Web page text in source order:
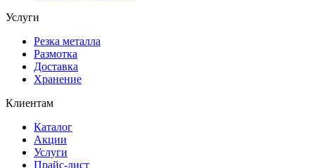
Услуги
Резка металла
Размотка
Доставка
Хранение
Клиентам
Каталог
Акции
Услуги
Прайс-лист